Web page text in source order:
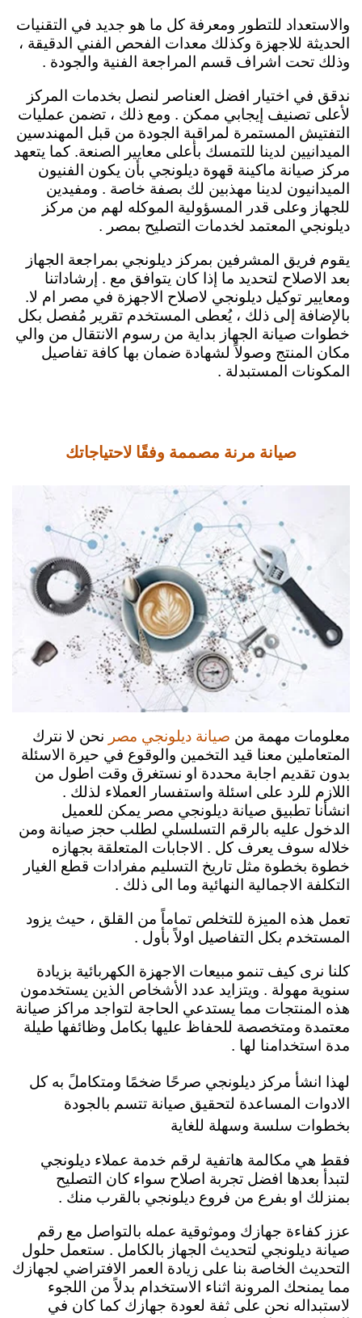
والاستعداد للتطور ومعرفة كل ما هو جديد في التقنيات
الحديثة للاجهزة وكذلك معدات الفحص الفني الدقيقة ،
وذلك تحت اشراف قسم المراجعة الفنية والجودة .
ندقق في اختيار افضل العناصر لنصل بخدمات المركز
لأعلى تصنيف إيجابي ممكن . ومع ذلك ، تضمن عمليات
التفتيش المستمرة لمراقبة الجودة من قبل المهندسين
الميدانيين لدينا للتمسك بأعلى معايير الصنعة. كما يتعهد
مركز صيانة ماكينة قهوة ديلونجي بأن يكون الفنيون
الميدانيون لدينا مهذبين لك بصفة خاصة . ومفيدين
للجهاز وعلى قدر المسؤولية الموكله لهم من مركز
ديلونجي المعتمد لخدمات التصليح بمصر .
يقوم فريق المشرفين بمركز ديلونجي بمراجعة الجهاز
بعد الاصلاح لتحديد ما إذا كان يتوافق مع . إرشاداتنا
ومعايير توكيل ديلونجي لاصلاح الاجهزة في مصر ام لا.
بالإضافة إلى ذلك ، يُعطى المستخدم تقرير مُفصل بكل
خطوات صيانة الجهاز بداية من رسوم الانتقال من والي
مكان المنتج وصولاً لشهادة ضمان بها كافة تفاصيل
المكونات المستبدلة .
صيانة مرنة مصممة وفقًا لاحتياجاتك
معلومات مهمة من صيانة ديلونجي مصر
نحن لا نترك
المتعاملين معنا قيد التخمين والوقوع في حيرة الاسئلة
بدون تقديم اجابة محددة او نستغرق وقت اطول من
اللازم للرد على اسئلة واستفسار العملاء لذلك .
انشأنا تطبيق صيانة ديلونجي مصر يمكن للعميل
الدخول عليه بالرقم التسلسلي لطلب حجز صيانة ومن
خلاله سوف يعرف كل . الاجابات المتعلقة بجهازه
خطوة بخطوة مثل تاريخ التسليم مفرادات قطع الغيار
التكلفة الاجمالية النهائية وما الى ذلك .
تعمل هذه الميزة للتخلص تماماً من القلق ، حيث يزود
المستخدم بكل التفاصيل اولاً بأول .
كلنا نرى كيف تنمو مبيعات الاجهزة الكهربائية بزيادة
سنوية مهولة . ويتزايد عدد الأشخاص الذين يستخدمون
هذه المنتجات مما يستدعي الحاجة لتواجد مراكز صيانة
معتمدة ومتخصصة للحفاظ عليها بكامل وظائفها طيلة
مدة استخدامنا لها .
لهذا انشأ مركز ديلونجي صرحًا ضخمًا ومتكاملً به كل
الادوات المساعدة لتحقيق صيانة تتسم بالجودة
بخطوات سلسة وسهلة للغاية
فقط هي مكالمة هاتفية لرقم خدمة عملاء ديلونجي
لتبدأ بعدها افضل تجربة اصلاح سواء كان التصليح
بمنزلك او بفرع من فروع ديلونجي بالقرب منك .
عزز كفاءة جهازك وموثوقية عمله بالتواصل مع رقم
صيانة ديلونجي لتحديث الجهاز بالكامل . ستعمل حلول
التحديث الخاصة بنا على زيادة العمر الافتراضي لجهازك
مما يمنحك المرونة اثناء الاستخدام بدلاً من اللجوء
لاستبداله نحن على ثفة لعودة جهازك كما كان في